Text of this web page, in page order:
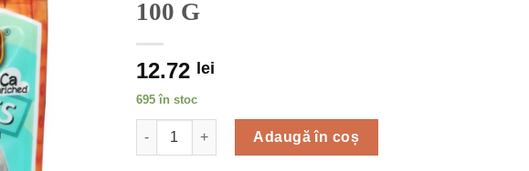
100 G
12.72 lei
695 în stoc
Cantitate Eat&Fun Recompense Caini Duck Calcium Bone 100 G
Adaugă în coș